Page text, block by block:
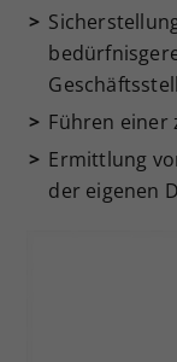
Führen einer
Ermittlung
der eigenen